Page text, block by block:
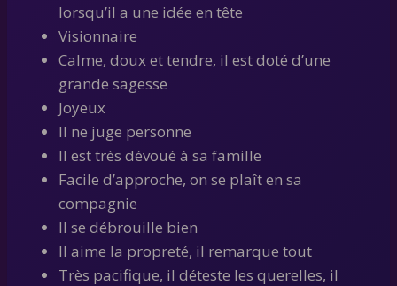
lorsqu’il a une idée en tête
Visionnaire
Calme, doux et tendre, il est doté d’une
grande sagesse
Joyeux
Il ne juge personne
Il est très dévoué à sa famille
Facile d’approche, on se plaît en sa
compagnie
Il se débrouille bien
Il aime la propreté, il remarque tout
Très pacifique, il déteste les querelles, il